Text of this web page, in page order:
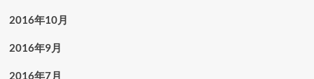
2016年10月
2016年9月
2016年7月